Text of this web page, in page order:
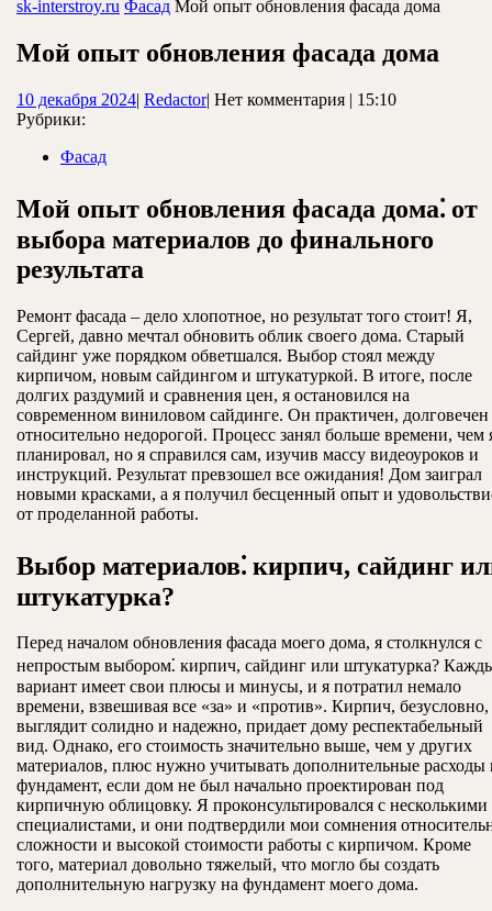
sk-interstroy.ru Фасад Мой опыт обновления фасада дома
Мой опыт обновления фасада дома
10 декабря 202410
| RedactorRedactor
| Нет комментария | 15:10
Рубрики:
Фасад
Мой опыт обновления фасада дома⁚ от
выбора материалов до финального
результата
Ремонт фасада – дело хлопотное, но результат того стоит! Я,
Сергей, давно мечтал обновить облик своего дома. Старый
сайдинг уже порядком обветшался. Выбор стоял между
кирпичом, новым сайдингом и штукатуркой. В итоге, после
долгих раздумий и сравнения цен, я остановился на
современном виниловом сайдинге. Он практичен,
относительно недорогой. Процесс занял больше времени, чем
планировал, но я справился сам, изучив массу видеоуроков и
инструкций. Результат превзошел все ожидания! Дом заиграл
новыми красками, а я получил бесценный опыт и
от проделанной работы.
Выбор материалов⁚ кирпич, сайдинг
штукатурка?
Перед началом обновления фасада моего дома, я столкнулся с
непростым выбором⁚ кирпич, сайдинг или штукатурка?
вариант имеет свои плюсы и минусы, и я потратил немало
времени, взвешивая все «за» и «против». Кирпич, безусловно,
выглядит солидно и надежно, придает дому респектабельный
вид. Однако, его стоимость значительно выше, чем у других
материалов, плюс нужно учитывать дополнительные расходы
фундамент, если дом не был начально проектирован под
кирпичную облицовку. Я проконсультировался с несколькими
специалистами, и они подтвердили мои сомнения
сложности и высокой стоимости работы с кирпичом. Кроме
того, материал довольно тяжелый, что могло бы создать
дополнительную нагрузку на фундамент моего дома.